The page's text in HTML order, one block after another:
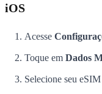
iOS
Acesse
Toque em Dados
Selecione seu